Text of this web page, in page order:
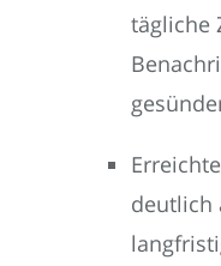
tägliche
deutlich